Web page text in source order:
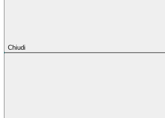
Chiudi